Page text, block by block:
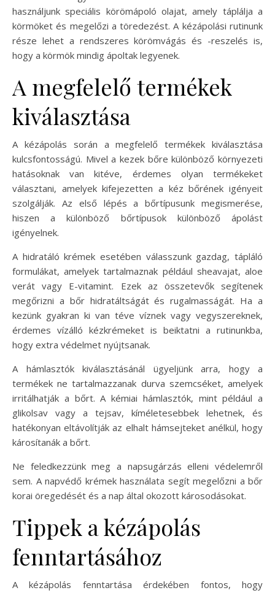
használjunk speciális körömápoló olajat, amely táplálja a
körmöket és megelőzi a töredezést. A kézápolási rutinunk
része lehet a rendszeres körömvágás és -reszelés is,
hogy a körmök mindig ápoltak legyenek.
A megfelelő termékek
kiválasztása
A kézápolás során a megfelelő termékek kiválasztása
kulcsfontosságú. Mivel a kezek bőre különböző környezeti
hatásoknak van kitéve, érdemes olyan termékeket
választani, amelyek kifejezetten a kéz bőrének igényeit
szolgálják. Az első lépés a bőrtípusunk megismerése,
hiszen a különböző bőrtípusok különböző ápolást
igényelnek.
A hidratáló krémek esetében válasszunk gazdag, tápláló
formulákat, amelyek tartalmaznak például sheavajat, aloe
verát vagy E-vitamint. Ezek az összetevők segítenek
megőrizni a bőr hidratáltságát és rugalmasságát. Ha a
kezünk gyakran ki van téve víznek vagy vegyszereknek,
érdemes vízálló kézkrémeket is beiktatni a rutinunkba,
hogy extra védelmet nyújtsanak.
A hámlasztók kiválasztásánál ügyeljünk arra, hogy a
termékek ne tartalmazzanak durva szemcséket, amelyek
irritálhatják a bőrt. A kémiai hámlasztók, mint például a
glikolsav vagy a tejsav, kíméletesebbek lehetnek, és
hatékonyan eltávolítják az elhalt hámsejteket anélkül, hogy
károsítanák a bőrt.
Ne feledkezzünk meg a napsugárzás elleni védelemről
sem. A napvédő krémek használata segít megelőzni a bőr
korai öregedését és a nap által okozott károsodásokat.
Tippek a kézápolás
fenntartásához
A kézápolás fenntartása érdekében fontos, hogy